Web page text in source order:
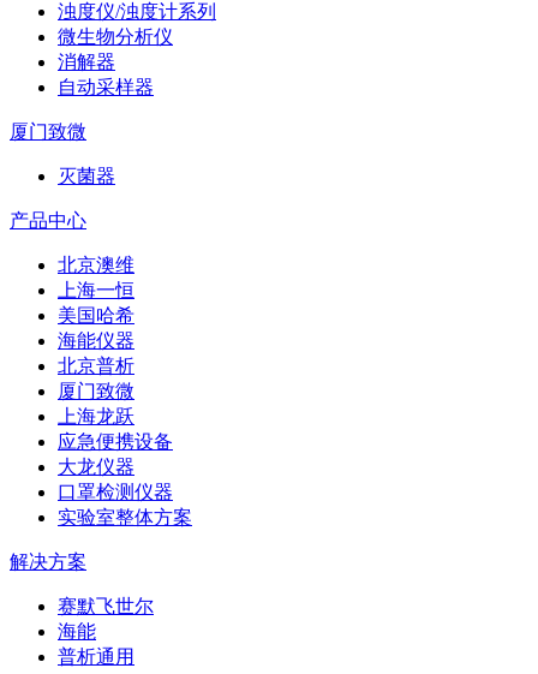
浊度仪/浊度计系列
微生物分析仪
消解器
自动采样器
厦门致微
灭菌器
产品中心
北京澳维
上海一恒
美国哈希
海能仪器
北京普析
厦门致微
上海龙跃
应急便携设备
大龙仪器
口罩检测仪器
实验室整体方案
解决方案
赛默飞世尔
海能
普析通用